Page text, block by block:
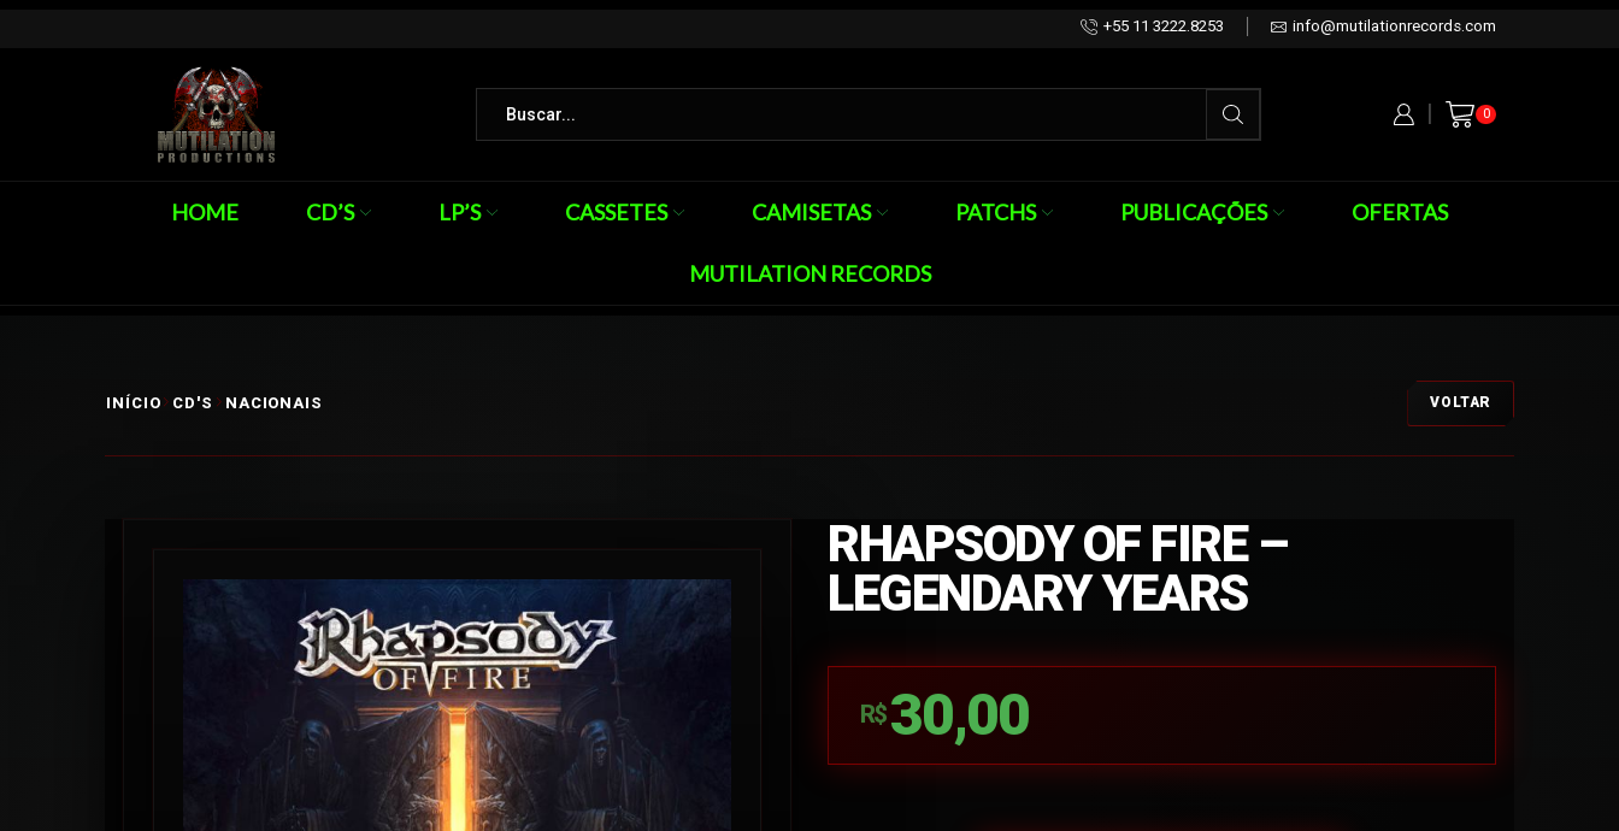
+55 11 3222.8253 info@mutilationrecords.com
0
HOME CD’S LP’S CASSETES CAMISETAS PATCHS PUBLICAÇÕES OFERTAS
MUTILATION RECORDS
INÍCIO CD'S NACIONAIS VOLTAR
RHAPSODY OF FIRE –
LEGENDARY YEARS
R$ 30,00